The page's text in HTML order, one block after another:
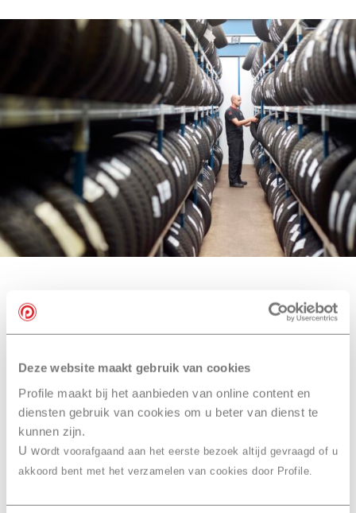
Deze website maakt gebruik van cookies
Profile maakt bij het aanbieden van online content en
diensten gebruik van cookies om u beter van dienst te
kunnen zijn.
U wordt voorafgaand aan het eerste bezoek altijd gevraagd of u
akkoord bent met het verzamelen van cookies door Profile.
Onze bandenmerken
bandenreparatie
combinerenmet een
onderhoudsbeurt bij Profile
Goor, Wiegerinck
een onderhoudsbeurt ofAPK. Zo bespaar je tijd en ben